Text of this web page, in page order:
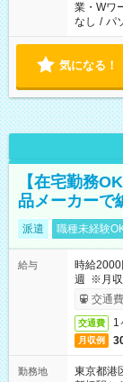
業・Wワ
なし / パ
気になる！
【在宅勤務
品メーカーで
派遣 職種未経験
給与
時給
週 ※月収
ービス利
交通
交通費 1
月収例
勤務地
東京都港